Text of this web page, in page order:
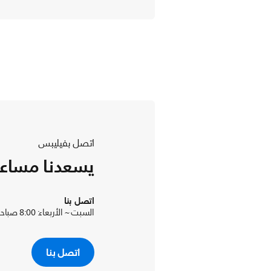
اتصل بفيليبس
يسعدنا
اتصل بنا
السبت ~ الأربعاء: 8:00 صباحا -04:30 مساءا و الخميس: 8:00 صباحا - 2.30 مساءا
اتصل بنا